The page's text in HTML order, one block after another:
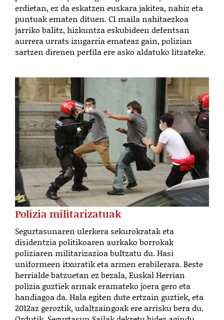
erdietan, ez da eskatzen euskara jakitea, nahiz eta
puntuak ematen dituen. C1 maila nahitaezkoa
jarriko balitz, hizkuntza eskubideen defentsan
aurrera urrats izugarria emateaz gain, polizian
sartzen direnen perfila ere asko aldatuko litzateke.
Polizia militarizatuak
Segurtasunaren ulerkera sekurokratak eta
disidentzia politikoaren aurkako borrokak
poliziaren militarizazioa bultzatu du. Hasi
uniformeen itxuratik eta armen erabilerara. Beste
herrialde batzuetan ez bezala, Euskal Herrian
polizia guztiek armak eramateko joera gero eta
handiagoa da. Hala egiten dute ertzain guztiek, eta
2012az geroztik, udaltzaingoak ere arrisku bera du.